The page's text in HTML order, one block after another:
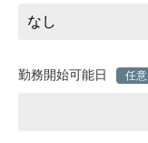
勤務開始可能日 任意